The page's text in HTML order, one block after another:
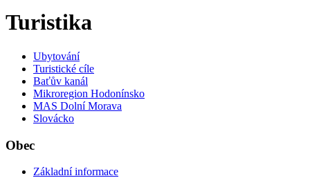
Turistika
Ubytování
Turistické cíle
Baťův kanál
Mikroregion Hodonínsko
MAS Dolní Morava
Slovácko
Obec
Základní informace